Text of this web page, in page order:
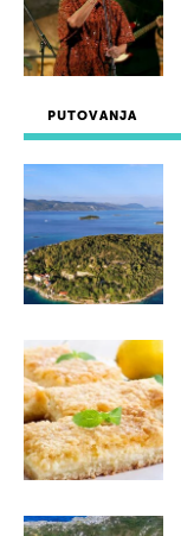
PUTOVANJA